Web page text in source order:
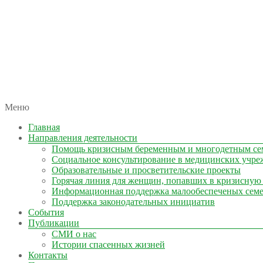
КОЛЫМА — ЗА ЖИЗНЬ
автономная некоммерческая организация
Меню
Главная
Направления деятельности
Помощь кризисным беременным и многодетным
Социальное консультирование в медицинских
Образовательные и просветительские проекты
Горячая линия для женщин, попавших в
Информационная поддержка малообеспеченых
Поддержка законодательных инициатив
События
Публикации
СМИ о нас
Истории спасенных жизней
Контакты